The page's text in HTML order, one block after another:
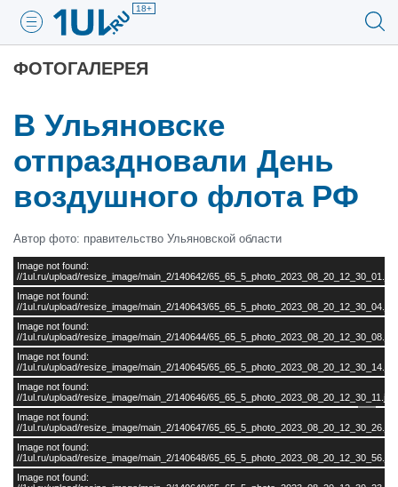
18+
ФОТОГАЛЕРЕЯ
В Ульяновске
отпраздновали День
воздушного флота РФ
Автор фото: правительство Ульяновской области
Image not found:
//1ul.ru/upload/resize_image/main_2/140642/65_65_5_photo_2023_08_20_12_30_01.jpg
Image not found:
//1ul.ru/upload/resize_image/main_2/140643/65_65_5_photo_2023_08_20_12_30_04.jpg
Image not found:
//1ul.ru/upload/resize_image/main_2/140644/65_65_5_photo_2023_08_20_12_30_08.jpg
Image not found:
//1ul.ru/upload/resize_image/main_2/140645/65_65_5_photo_2023_08_20_12_30_14.jpg
Image not found:
//1ul.ru/upload/resize_image/main_2/140646/65_65_5_photo_2023_08_20_12_30_11.jpg
Image not found:
//1ul.ru/upload/resize_image/main_2/140647/65_65_5_photo_2023_08_20_12_30_26.jpg
Image not found:
//1ul.ru/upload/resize_image/main_2/140648/65_65_5_photo_2023_08_20_12_30_56.jpg
Image not found: